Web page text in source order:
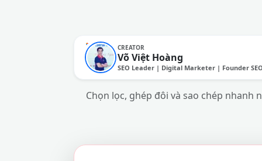
CREATOR
Võ Việt Hoàng
SEO Leader | Digital Marketer | Founder
Chọn lọc, ghép đôi và sao chép